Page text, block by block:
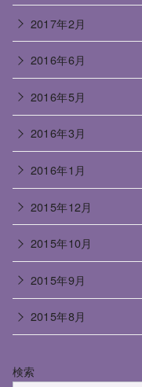
2017年2月
2016年6月
2016年5月
2016年3月
2016年1月
2015年12月
2015年10月
2015年9月
2015年8月
検索